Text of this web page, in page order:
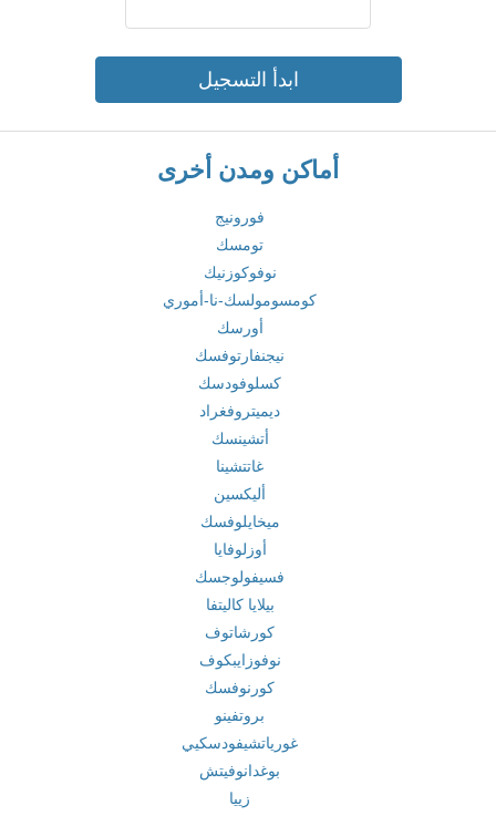
ابدأ التسجيل
أماكن ومدن أخرى
فورونيج
تومسك
نوفوكوزنيك
كومسومولسك-نا-أموري
أورسك
نيجنفارتوفسك
كسلوفودسك
ديميتروفغراد
أتشينسك
غاتتشينا
أليكسين
ميخايلوفسك
أوزلوفايا
فسيفولوجسك
بيلايا كاليتفا
كورشاتوف
نوفوزايبكوف
كورنوفسك
بروتفينو
غورياتشيفودسكيي
بوغدانوفيتش
زييا